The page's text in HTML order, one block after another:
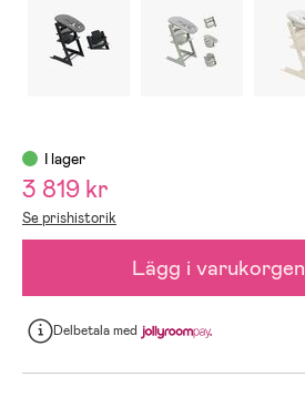
I lager
3 819 kr
Se prishistorik
Lägg i varukorgen
Delbetalamed